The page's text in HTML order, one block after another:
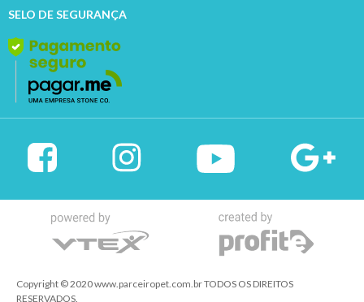
SELO DE SEGURANÇA
Copyright © 2020 www.parceiropet.com.br TODOS OS DIREITOS
RESERVADOS.